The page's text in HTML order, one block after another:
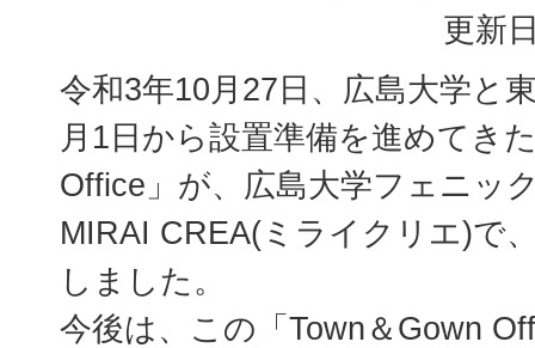
更新
令和3年10月27日、広島大学と
月1日から設置準備を進めてき
Office」が、広島大学フェニッ
MIRAI CREA(ミライクリエ)で
しました。
今後は、この「Town＆Gown